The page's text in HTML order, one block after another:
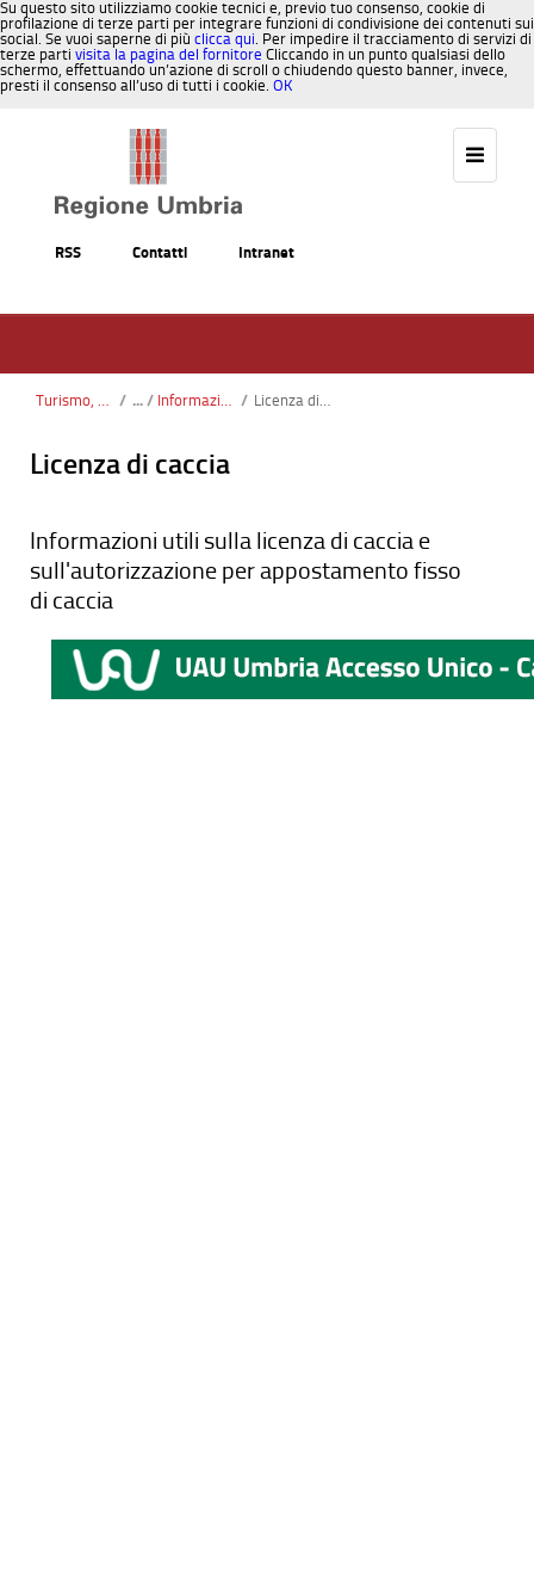
Su questo sito utilizziamo cookie tecnici e, previo tuo consenso, cookie di
profilazione di terze parti per integrare funzioni di condivisione dei contenuti sui
social. Se vuoi saperne di più clicca qui. Per impedire il tracciamento di servizi di
terze parti visita la pagina del fornitore Cliccando in un punto qualsiasi dello
schermo, effettuando un’azione di scroll o chiudendo questo banner, invece,
presti il consenso all’uso di tutti i cookie. OK
RSS Contatti Intranet
Turismo, Sport, Caccia, Pesca / Informazioni utili / Licenza di caccia
Licenza di caccia
Informazioni utili sulla licenza di caccia e
sull'autorizzazione per appostamento fisso
di caccia